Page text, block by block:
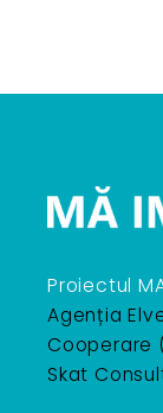
Proiectul
Agenția
Cooperare
Skat